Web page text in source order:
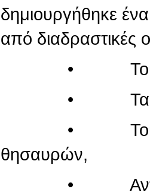
δημιουργήθηκε
από διαδραστικές
• Τους ναούς
• Τα
• Τους ναούς
θησαυρών,
•